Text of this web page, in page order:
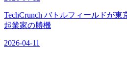
TechCrunch バトルフィールドが
起業家の勝機
2026-04-11